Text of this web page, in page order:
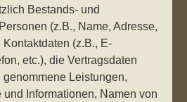
Bestands- und
(z.B., Name, Adresse,
(z.B., E-
etc.), die Vertragsdaten
genommene Leistungen,
und Informationen, Namen von